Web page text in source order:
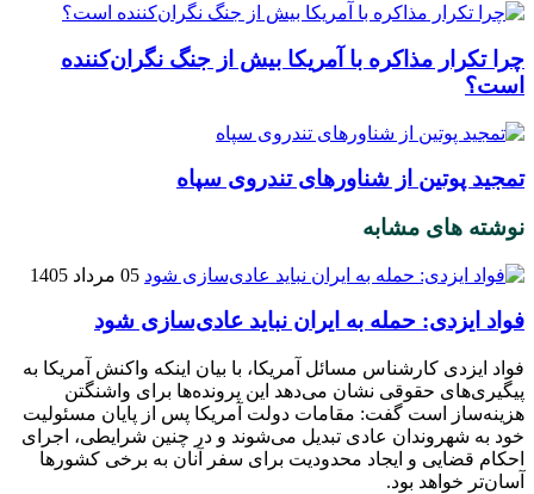
چرا تکرار مذاکره با آمریکا بیش از جنگ نگران‌کننده
است؟
تمجید پوتین از شناورهای تندروی سپاه
نوشته های مشابه
05 مرداد 1405
فواد ایزدی: حمله به ایران نباید عادی‌سازی شود
فواد ایزدی کارشناس مسائل آمریکا، با بیان اینکه واکنش آمریکا به
پیگیری‌های حقوقی نشان می‌دهد این پرونده‌ها برای واشنگتن
هزینه‌ساز است گفت: مقامات دولت آمریکا پس از پایان مسئولیت
خود به شهروندان عادی تبدیل می‌شوند و در چنین شرایطی، اجرای
احکام قضایی و ایجاد محدودیت برای سفر آنان به برخی کشور‌ها
آسان‌تر خواهد بود.